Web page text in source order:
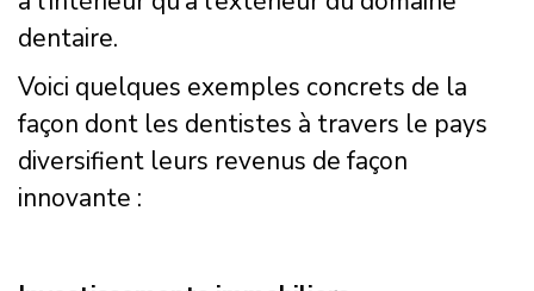
dentaire.
Voici quelques exemples concrets de la
façon dont les dentistes à travers le pays
diversifient leurs revenus de façon
innovante :